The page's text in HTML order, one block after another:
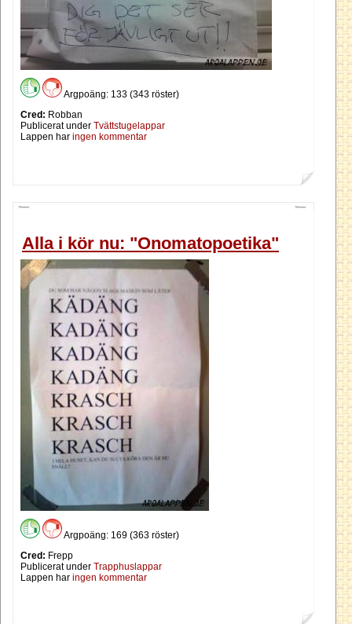
Argpoäng: 133 (343 röster)
Cred: Robban
Publicerat under Tvättstugelappar
Lappen har ingen kommentar
Alla i kör nu: "Onomatopoetika"
Argpoäng: 169 (363 röster)
Cred: Frepp
Publicerat under Trapphuslappar
Lappen har ingen kommentar